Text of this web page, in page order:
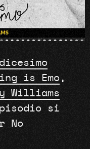
is Emo ,
Williams
si
No